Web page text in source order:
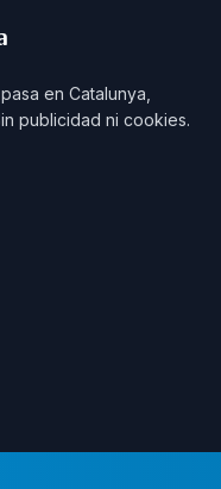
en Catalunya,
publicidad ni cookies.